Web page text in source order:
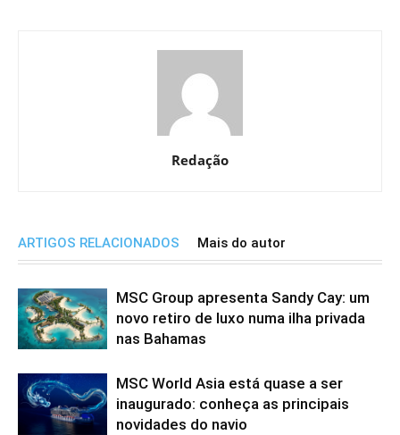
Redação
ARTIGOS RELACIONADOS Mais do autor
MSC Group apresenta Sandy Cay: um
novo retiro de luxo numa ilha privada
nas Bahamas
MSC World Asia está quase a ser
inaugurado: conheça as principais
novidades do navio